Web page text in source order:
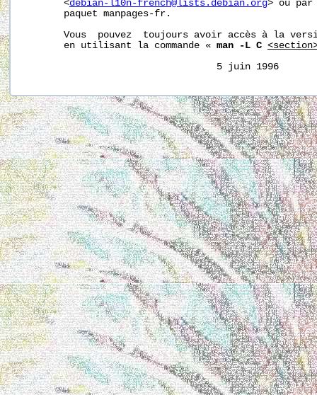
       <
debian-l10n-french@lists.debian.org> ou par
       paquet manpages-fr.
Vous  pouvez  toujours avoir accès à la
       en utilisant la commande «
man -L C